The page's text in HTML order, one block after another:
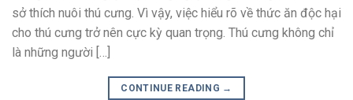
sở thích nuôi thú cưng. Vì vậy, việc hiểu rõ về thức ăn độc hại
cho thú cưng trở nên cực kỳ quan trọng. Thú cưng không chỉ
là những người […]
CONTINUE READING →